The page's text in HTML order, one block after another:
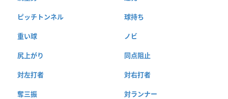
ピッチトンネル 球持ち
重い球 ノビ
尻上がり 同点阻止
対左打者 対右打者
奪三振 対ランナー